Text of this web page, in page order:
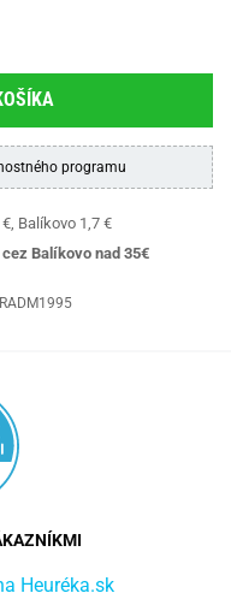
programu
Balíkovo 1,7 €
Balíkovo nad 35€
Heuréka.sk